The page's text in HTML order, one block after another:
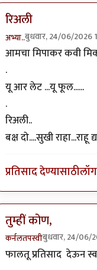
रिअली
अभ्या..बुधवार, 24/06/2026
आमचा मिपाकर कवी
.
यू आर लेट ...यू फूल......
.
रिअली..
बक्ष दो....सुखी राहा...राहू
प्रतिसाद देण्यासाठी
तुम्हीं कोण,
कर्नलतपस्वीबुधवार, 24/06/
फालतू प्रतिसाद देऊन